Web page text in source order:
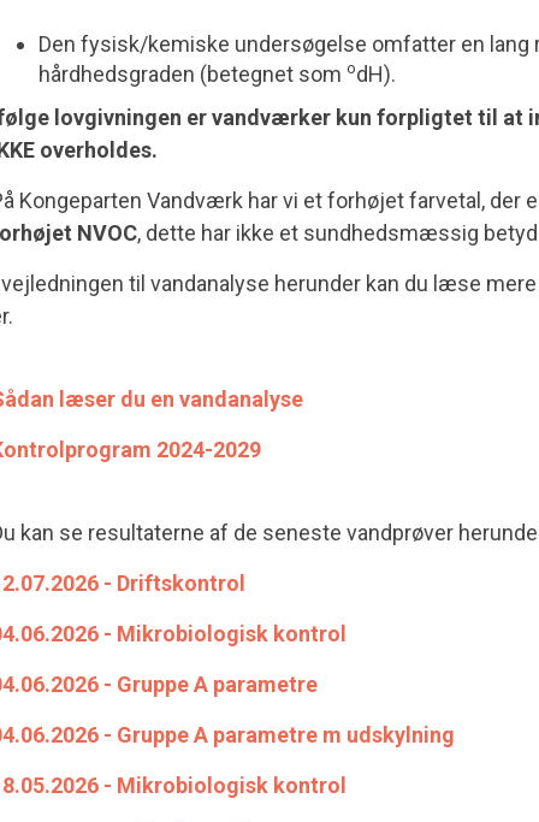
Den fysisk/kemiske undersøgelse omfatter en lang
hårdhedsgraden (betegnet som odH).
lovgivningen er vandværker kun forpligtet til at
overholdes.
Kongeparten Vandværk har vi et forhøjet farvetal, der
NVOC, dette har ikke et sundhedsmæssig
vejledningen til vandanalyse herunder kan du læse
læser du en vandanalyse
2024-2029
kan se resultaterne af de seneste vandprøver
- Driftskontrol
- Mikrobiologisk kontrol
- Gruppe A parametre
- Gruppe A parametre m udskylning
- Mikrobiologisk kontrol